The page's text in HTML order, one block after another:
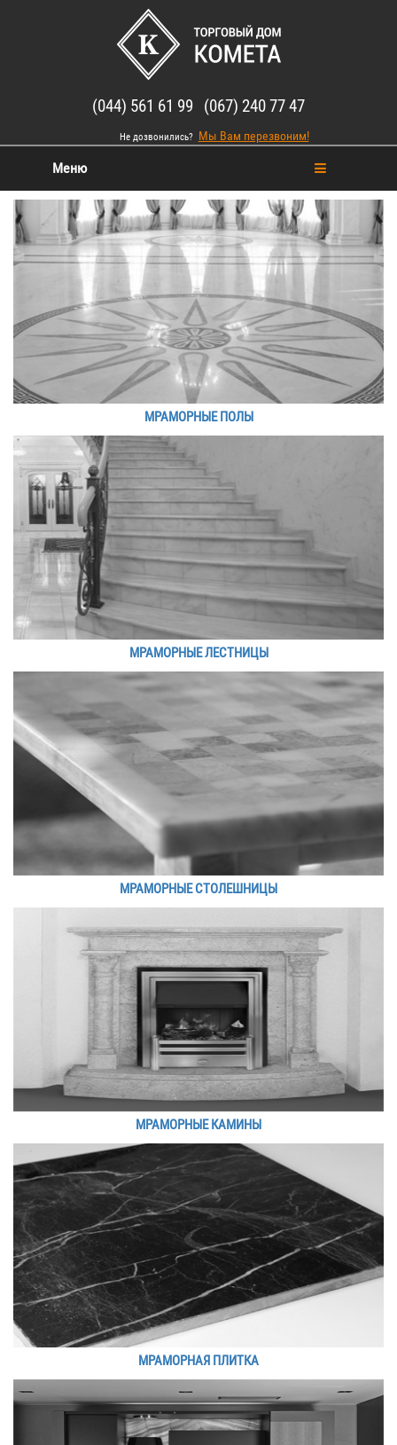
(044) 561 61 99 (067) 240 77 47
Не дозвонились? Мы Вам перезвоним!
Меню
МРАМОРНЫЕ ПОЛЫ
МРАМОРНЫЕ ЛЕСТНИЦЫ
МРАМОРНЫЕ СТОЛЕШНИЦЫ
МРАМОРНЫЕ КАМИНЫ
МРАМОРНАЯ ПЛИТКА